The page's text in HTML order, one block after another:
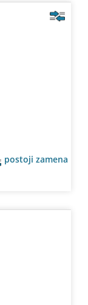
postoji zamena